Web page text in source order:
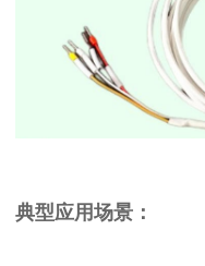
典型应用场景：